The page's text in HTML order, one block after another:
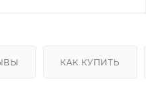
КАК КУПИТЬ